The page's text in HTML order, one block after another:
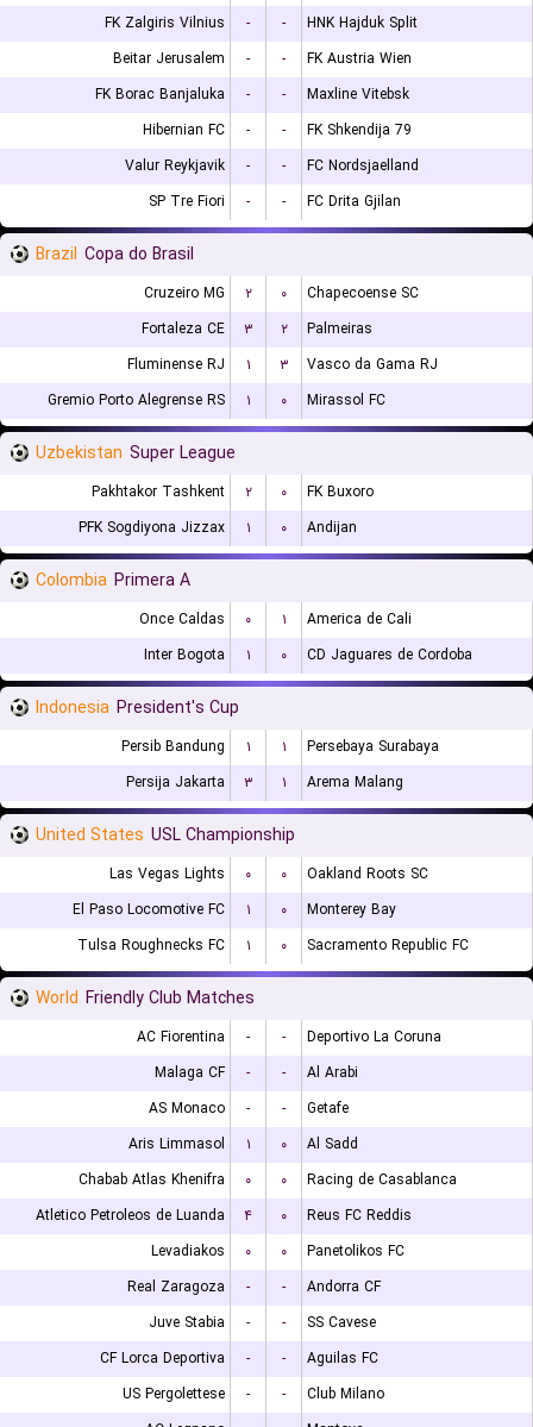
FK Zalgiris Vilnius
- -
HNK Hajduk Split
Beitar Jerusalem
- -
FK Austria Wien
FK Borac Banjaluka
- -
Maxline Vitebsk
Hibernian FC
- -
FK Shkendija 79
Valur Reykjavik
- -
FC Nordsjaelland
SP Tre Fiori
- - FC Drita Gjilan
Brazil Copa do Brasil
Cruzeiro MG ۲ ۰
Chapecoense SC
Fortaleza CE
۳ ۲
Palmeiras
Fluminense RJ
۱ ۳
Vasco da Gama RJ
Gremio Porto Alegrense RS
۱ ۰ Mirassol FC
Uzbekistan Super League
Pakhtakor Tashkent ۲ ۰
FK Buxoro
PFK Sogdiyona Jizzax
۱ ۰ Andijan
Colombia Primera A
Once Caldas ۰ ۱
America de Cali
Inter Bogota
۱ ۰ CD Jaguares de Cordoba
Indonesia President's Cup
Persib Bandung ۱ ۱
Persebaya Surabaya
Persija Jakarta
۳ ۱ Arema Malang
United States USL Championship
Las Vegas Lights ۰ ۰
Oakland Roots SC
El Paso Locomotive FC
۱ ۰
Monterey Bay
Tulsa Roughnecks FC
۱ ۰ Sacramento Republic FC
World Friendly Club Matches
AC Fiorentina - -
Deportivo La Coruna
Malaga CF
- -
Al Arabi
AS Monaco
- -
Getafe
Aris Limmasol
۱ ۰
Al Sadd
Chabab Atlas Khenifra
۰ ۰
Racing de Casablanca
Atletico Petroleos de Luanda
۴ ۰
Reus FC Reddis
Levadiakos
۰ ۰
Panetolikos FC
Real Zaragoza
- -
Andorra CF
Juve Stabia
- -
SS Cavese
CF Lorca Deportiva
- -
Aguilas FC
US Pergolettese
- -
Club Milano